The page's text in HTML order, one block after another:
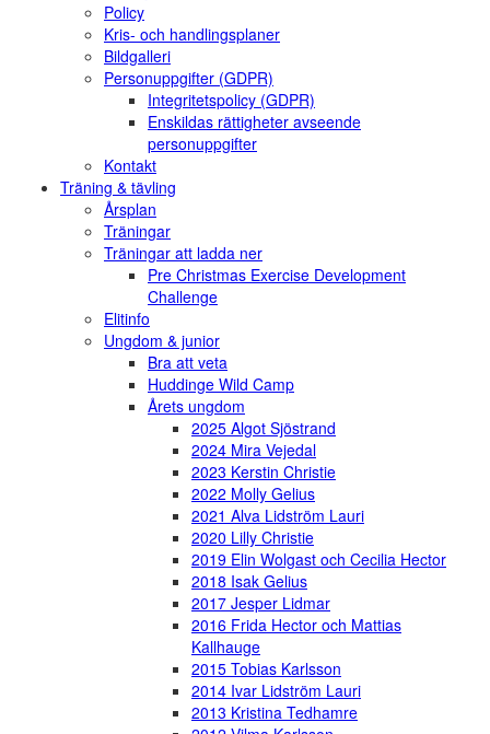
Policy
Kris- och handlingsplaner
Bildgalleri
Personuppgifter (GDPR)
Integritetspolicy (GDPR)
Enskildas rättigheter avseende
personuppgifter
Kontakt
Träning & tävling
Årsplan
Träningar
Träningar att ladda ner
Pre Christmas Exercise Development
Challenge
Elitinfo
Ungdom & junior
Bra att veta
Huddinge Wild Camp
Årets ungdom
2025 Algot Sjöstrand
2024 Mira Vejedal
2023 Kerstin Christie
2022 Molly Gelius
2021 Alva Lidström Lauri
2020 Lilly Christie
2019 Elin Wolgast och Cecilia Hector
2018 Isak Gelius
2017 Jesper Lidmar
2016 Frida Hector och Mattias
Kallhauge
2015 Tobias Karlsson
2014 Ivar Lidström Lauri
2013 Kristina Tedhamre